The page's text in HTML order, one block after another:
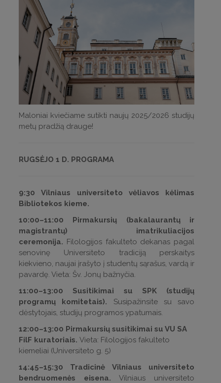
Maloniai kviečiame sutikti naujų 2025/2026 studijų
metų pradžią drauge!
RUGSĖJO 1 D. PROGRAMA
9:30 Vilniaus universiteto vėliavos kėlimas
Bibliotekos kieme.
10:00–11:00 Pirmakursių (bakalaurantų ir
magistrantų) imatrikuliacijos
ceremonija. Filologijos fakulteto dekanas pagal
senovinę Universiteto tradiciją perskaitys
kiekvieno, naujai įrašyto į studentų sąrašus, vardą ir
pavardę. Vieta: Šv. Jonų bažnyčia.
11:00–13:00 Susitikimai su SPK (studijų
programų komitetais). Susipažinsite su savo
dėstytojais, studijų programos ypatumais.
12:00–13:00 Pirmakursių susitikimai su VU SA
FilF kuratoriais. Vieta: Filologijos fakulteto
kiemeliai (Universiteto g. 5)
14:45–15:30 Tradicinė Vilniaus universiteto
bendruomenės eisena.Vilniaus universiteto